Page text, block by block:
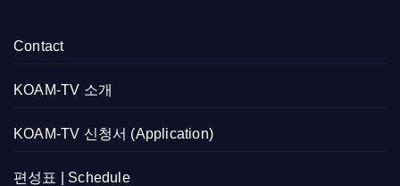
Contact
KOAM-TV 소개
KOAM-TV 신청서 (Application)
편성표 | Schedule